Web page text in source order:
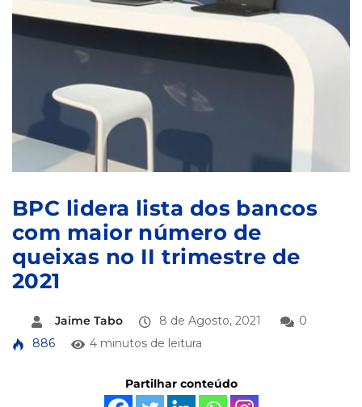
BPC lidera lista dos bancos
com maior número de
queixas no II trimestre de
2021
Jaime Tabo 8 de Agosto, 2021
0
886
4 minutos de leitura
Partilhar conteúdo